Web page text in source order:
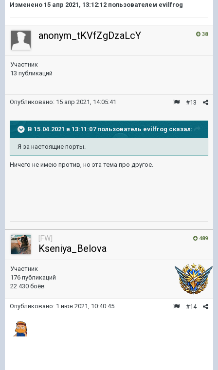
Изменено 15 апр 2021, 13:12:12 пользователем evilfrog
38
anonym_tKVfZgDzaLcY
Участник
13 публикаций
#13
Опубликовано: 15 апр 2021, 14:05:41
В 15.04.2021 в 13:11:07 пользователь evilfrog сказал:
Я за настоящие порты.
Ничего не имею против, но эта тема про другое.
489
[FW]
Kseniya_Belova
Участник
176 публикаций
22 430 боёв
#14
Опубликовано: 1 июн 2021, 10:40:45